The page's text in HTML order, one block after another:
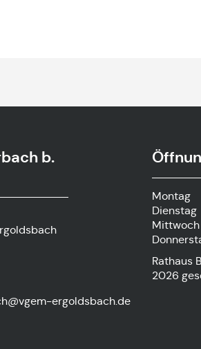
b.
ergoldsbach.de
Montag
Dienstag
Mittwoch
Rathaus
2026